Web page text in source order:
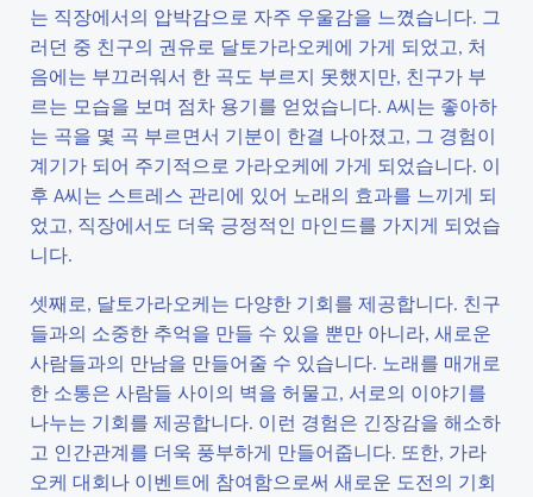
는 직장에서의 압박감으로 자주 우울감을 느꼈습니다. 그
러던 중 친구의 권유로 달토가라오케에 가게 되었고, 처
음에는 부끄러워서 한 곡도 부르지 못했지만, 친구가 부
르는 모습을 보며 점차 용기를 얻었습니다. A씨는 좋아하
는 곡을 몇 곡 부르면서 기분이 한결 나아졌고, 그 경험이
계기가 되어 주기적으로 가라오케에 가게 되었습니다. 이
후 A씨는 스트레스 관리에 있어 노래의 효과를 느끼게 되
었고, 직장에서도 더욱 긍정적인 마인드를 가지게 되었습
니다.
셋째로, 달토가라오케는 다양한 기회를 제공합니다. 친구
들과의 소중한 추억을 만들 수 있을 뿐만 아니라, 새로운
사람들과의 만남을 만들어줄 수 있습니다. 노래를 매개로
한 소통은 사람들 사이의 벽을 허물고, 서로의 이야기를
나누는 기회를 제공합니다. 이런 경험은 긴장감을 해소하
고 인간관계를 더욱 풍부하게 만들어줍니다. 또한, 가라
오케 대회나 이벤트에 참여함으로써 새로운 도전의 기회